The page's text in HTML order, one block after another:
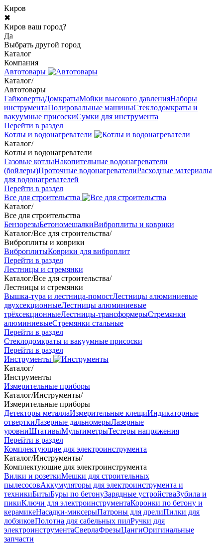
Киров
✖
Киров ваш город?
Да
Выбрать другой город
Каталог
Компания
Автотовары
Каталог/
Автотовары
ГайковертыДомкратыМойки высокого давленияНаборы
инструментаПолировальные машиныСтеклодомкраты и
вакуумные присоскиСумки для инструмента
Перейти в раздел
Котлы и водонагреватели
Каталог/
Котлы и водонагреватели
Газовые котлыНакопительные водонагреватели
(бойлеры)Проточные водонагревателиРасходные материалы
для водонагревателей
Перейти в раздел
Все для строительства
Каталог/
Все для строительства
БензорезыБетономешалкиВиброплиты и коврики
Каталог/Все для строительства/
Виброплиты и коврики
ВиброплитыКоврики для виброплит
Перейти в раздел
Лестницы и стремянки
Каталог/Все для строительства/
Лестницы и стремянки
Вышка-тура и лестница-помостЛестницы алюминиевые
двухсекционныеЛестницы алюминиевые
трёхсекционныеЛестницы-трансформерыСтремянки
алюминиевыеСтремянки стальные
Перейти в раздел
Стеклодомкраты и вакуумные присоски
Перейти в раздел
Инструменты
Каталог/
Инструменты
Измерительные приборы
Каталог/Инструменты/
Измерительные приборы
Детекторы металлаИзмерительные клещиИндикаторные
отверткиЛазерные дальномерыЛазерные
уровниШтативыМультиметрыТестеры напряжения
Перейти в раздел
Комплектующие для электроинструмента
Каталог/Инструменты/
Комплектующие для электроинструмента
Вилки и розеткиМешки для строительных
пылесосовАккумуляторы для электроинструмента и
техникиБитыБуры по бетонуЗарядные устройстваЗубила и
пикиКлючи для электроинструментаКоронки по бетону и
керамикеНасадки-миксерыПатроны для дрелиПилки для
лобзиковПолотна для сабельных пилРучки для
электроинструментаСверлаФрезыЦангиОригинальные
запчасти